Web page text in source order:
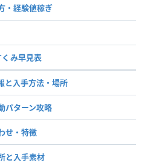
・経験値稼ぎ
み早見表
と入手方法・場所
パターン攻略
せ・特徴
と入手素材